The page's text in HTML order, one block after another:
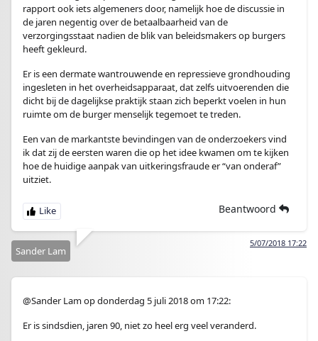
rapport ook iets algemeners door, namelijk hoe de discussie in
de jaren negentig over de betaalbaarheid van de
verzorgingsstaat nadien de blik van beleidsmakers op burgers
heeft gekleurd.
Er is een dermate wantrouwende en repressieve grondhouding
ingesleten in het overheidsapparaat, dat zelfs uitvoerenden die
dicht bij de dagelijkse praktijk staan zich beperkt voelen in hun
ruimte om de burger menselijk tegemoet te treden.
Een van de markantste bevindingen van de onderzoekers vind
ik dat zij de eersten waren die op het idee kwamen om te kijken
hoe de huidige aanpak van uitkeringsfraude er “van onderaf”
uitziet.
Beantwoord
5/07/2018 17:22
Sander Lam
@Sander Lam op donderdag 5 juli 2018 om 17:22:
Er is sindsdien, jaren 90, niet zo heel erg veel veranderd.